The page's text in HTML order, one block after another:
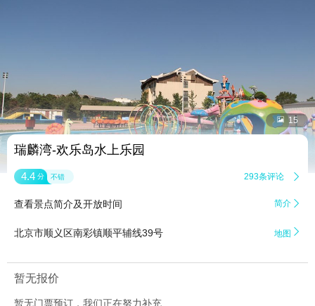
 15
瑞麟湾-欢乐岛水上乐园
4.4 分 不错 293条评论 
查看景点简介及开放时间 简介 
北京市顺义区南彩镇顺平辅线39号 地图 
暂无报价
暂无门票预订，我们正在努力补充